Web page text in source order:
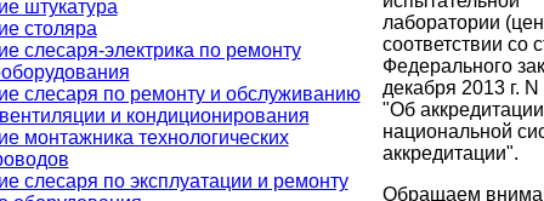
штукатура
столяра
слесаря-электрика по ремонту
слесаря по ремонту и обслуживанию
и кондиционирования
монтажника технологических
слесаря по эксплуатации и ремонту
лаборатории
соответствии со
Федерального
декабря 2013 г.
"Об
национальной
аккредитации".
Обращаем